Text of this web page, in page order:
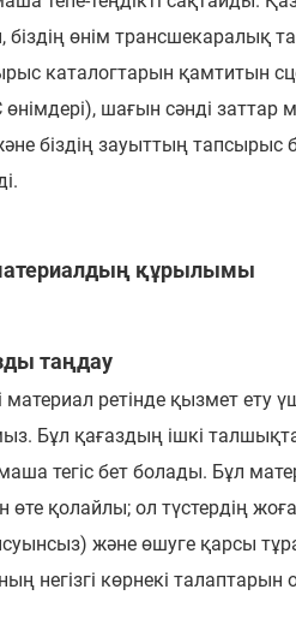
өнім трансшекаралық
каталогтарын қамтитын
өнімдері), шағын сәнді
біздің зауыттың тапсырыс
құрылымы
таңдау
материал ретінде қызмет ету
Бұл қағаздың ішкі
тегіс бет болады. Бұл
өте қолайлы; ол түстердің
және өшуге қарсы
негізгі көрнекі